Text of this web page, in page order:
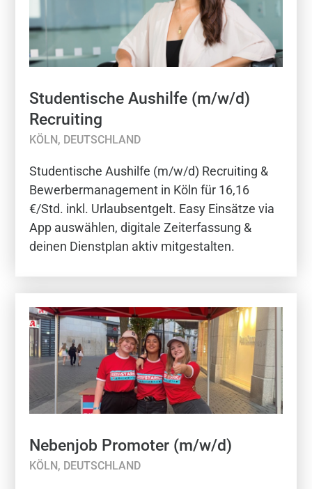
Studentische Aushilfe (m/w/d)
Recruiting
KÖLN, DEUTSCHLAND
Studentische Aushilfe (m/w/d) Recruiting &
Bewerbermanagement in Köln für 16,16
€/Std. inkl. Urlaubsentgelt. Easy Einsätze via
App auswählen, digitale Zeiterfassung &
deinen Dienstplan aktiv mitgestalten.
Nebenjob Promoter (m/w/d)
KÖLN, DEUTSCHLAND